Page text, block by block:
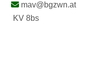
mav@bgzwn.at
KV 8bs